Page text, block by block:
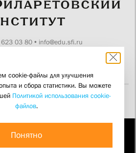
03 80• info@edu.sfi.ru
богословия
cookie-файлы для улучшения
и сбора статистики. Вы можете
Политикой использования cookie-
файлов.
Понятно